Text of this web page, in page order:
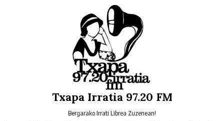
Txapa Irratia 97.20 FM
Bergarako Irrati Librea Zuzenean!